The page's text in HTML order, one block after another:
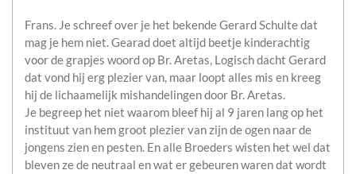
Frans. Je schreef over je het bekende Gerard Schulte dat
mag je hem niet. Gearad doet altijd beetje kinderachtig
voor de grapjes woord op Br. Aretas, Logisch dacht Gerard
dat vond hij erg plezier van, maar loopt alles mis en kreeg
hij de lichaamelijk mishandelingen door Br. Aretas.
Je begreep het niet waarom bleef hij al 9 jaren lang op het
instituut van hem groot plezier van zijn de ogen naar de
jongens zien en pesten. En alle Broeders wisten het wel dat
bleven ze de neutraal en wat er gebeuren waren dat wordt